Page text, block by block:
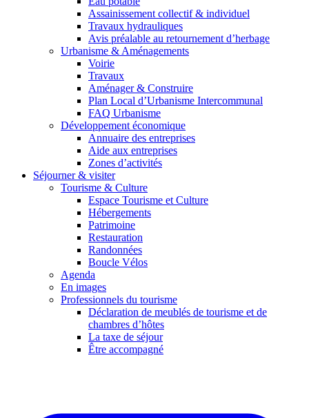
Assainissement collectif & individuel
Travaux hydrauliques
Avis préalable au retournement d’herbage
Urbanisme & Aménagements
Voirie
Travaux
Aménager & Construire
Plan Local d’Urbanisme Intercommunal
FAQ Urbanisme
Développement économique
Annuaire des entreprises
Aide aux entreprises
Zones d’activités
Séjourner & visiter
Tourisme & Culture
Espace Tourisme et Culture
Hébergements
Patrimoine
Restauration
Randonnées
Boucle Vélos
Agenda
En images
Professionnels du tourisme
Déclaration de meublés de tourisme et de
chambres d’hôtes
La taxe de séjour
Être accompagné